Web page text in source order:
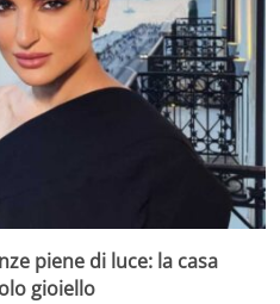
piene di luce: la casa
gioiello